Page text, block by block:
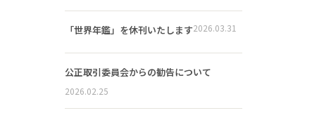
「世界年鑑」を休刊いたします2026.03.31
公正取引委員会からの勧告について
2026.02.25